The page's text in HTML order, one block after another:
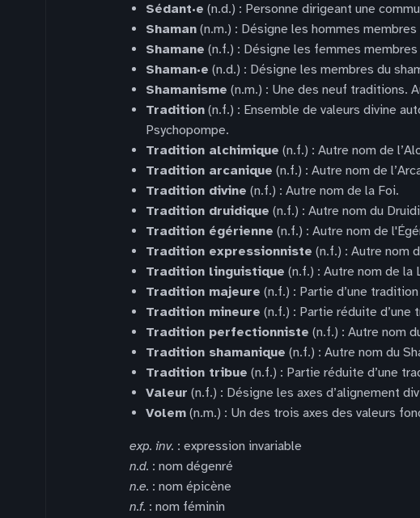
Sédant·e (n.d.) : Personne dirigeant une
Shaman (n.m.) : Désigne les hommes membres
Shamane (n.f.) : Désigne les femmes membres
Shaman·e (n.d.) : Désigne les membres du
Shamanisme (n.m.) : Une des neuf traditions.
Tradition (n.f.) : Ensemble de valeurs divine
Psychopompe.
Tradition alchimique (n.f.) : Autre nom de
Tradition arcanique (n.f.) : Autre nom de
Tradition divine (n.f.) : Autre nom de la Foi.
Tradition druidique (n.f.) : Autre nom du
Tradition égérienne (n.f.) : Autre nom de
Tradition expressionniste (n.f.) : Autre nom
Tradition linguistique (n.f.) : Autre nom de la
Tradition majeure (n.f.) : Partie d’une
Tradition mineure (n.f.) : Partie réduite
Tradition perfectionniste (n.f.) : Autre nom
Tradition shamanique (n.f.) : Autre nom du
Tradition tribue (n.f.) : Partie réduite d’une
Valeur (n.f.) : Désigne les axes d’alignement
Volem (n.m.) : Un des trois axes des valeurs
exp. inv. : expression invariable
n.d. : nom dégenré
n.e. : nom épicène
n.f. : nom féminin